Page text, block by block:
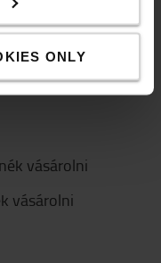
ONLY
vásárolni
vásárolni